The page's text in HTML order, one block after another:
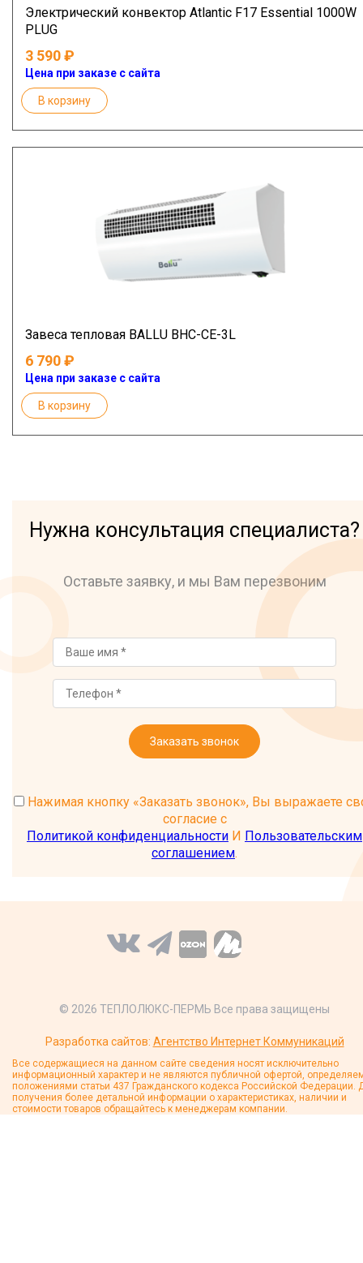
Электрический конвектор Atlantic F17 Essential 1000W
PLUG
3 590
Цена при заказе с сайта
В корзину
Завеса тепловая BALLU BHC-CE-3L
6 790
Цена при заказе с сайта
В корзину
Нужна консультация специалиста?
Оставьте заявку, и мы Вам перезвоним
Заказать звонок
Нажимая кнопку «Заказать звонок», Вы выражаете
согласие с
Политикой конфиденциальности И Пользовательским
соглашением.
© 2026 ТЕПЛОЛЮКС-ПЕРМЬ Все права защищены
Разработка сайтов: Агентство Интернет Коммуникаций
Все содержащиеся на данном сайте сведения носят исключительно
информационный характер и не являются публичной офертой,
положениями статьи 437 Гражданского кодекса Российской Федерации.
получения более детальной информации о характеристиках, наличии и
стоимости товаров обращайтесь к менеджерам компании.